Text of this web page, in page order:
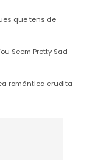
que tens de
Seem Pretty Sad
romântica erudita